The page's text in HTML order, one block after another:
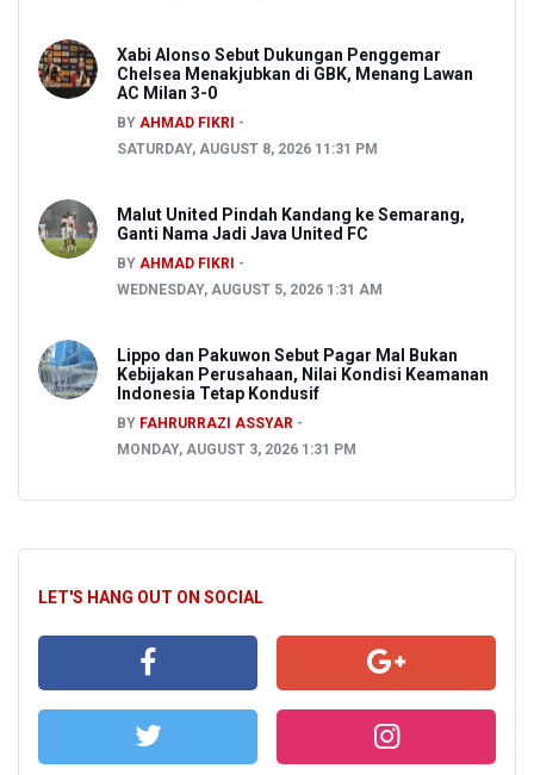
Xabi Alonso Sebut Dukungan Penggemar
Chelsea Menakjubkan di GBK, Menang Lawan
AC Milan 3-0
BY AHMAD FIKRI
SATURDAY, AUGUST 8, 2026 11:31 PM
Malut United Pindah Kandang ke Semarang,
Ganti Nama Jadi Java United FC
BY AHMAD FIKRI
WEDNESDAY, AUGUST 5, 2026 1:31 AM
Lippo dan Pakuwon Sebut Pagar Mal Bukan
Kebijakan Perusahaan, Nilai Kondisi Keamanan
Indonesia Tetap Kondusif
BY FAHRURRAZI ASSYAR
MONDAY, AUGUST 3, 2026 1:31 PM
LET'S HANG OUT ON SOCIAL